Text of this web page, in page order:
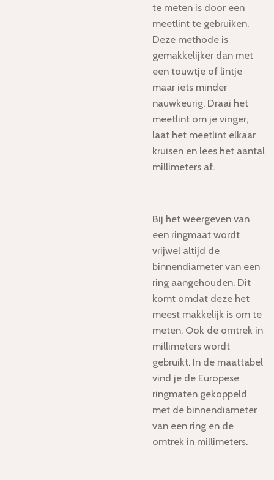
te meten is door een
meetlint te gebruiken.
Deze methode is
gemakkelijker dan met
een touwtje of lintje
maar iets minder
nauwkeurig. Draai het
meetlint om je vinger,
laat het meetlint elkaar
kruisen en lees het aantal
millimeters af.
Bij het weergeven van
een ringmaat wordt
vrijwel altijd de
binnendiameter van een
ring aangehouden. Dit
komt omdat deze het
meest makkelijk is om te
meten. Ook de omtrek in
millimeters wordt
gebruikt. In de maattabel
vind je de Europese
ringmaten gekoppeld
met de binnendiameter
van een ring en de
omtrek in millimeters.